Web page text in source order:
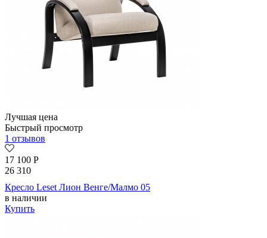
Лучшая цена
Быстрый просмотр
1 отзывов
17 100 Р
26 310
Кресло Leset Лион Венге/Малмо 05
в наличии
Купить